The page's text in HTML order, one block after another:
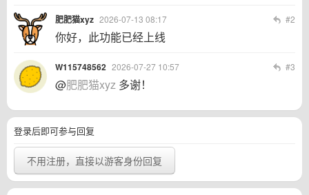
肥肥猫xyz 2026-07-13 08:17 #2
你好，此功能已经上线
W115748562 2026-07-27 10:57 #3
@肥肥猫xyz 多谢！
登录后即可参与回复
不用注册，直接以游客身份回复